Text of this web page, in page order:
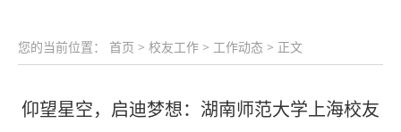
您的当前位置： 首页 > 校友工作 > 工作动态 > 正文
仰望星空，启迪梦想：湖南师范大学上海校友